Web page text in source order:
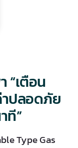
“เตือน
ปลอดภัย
ที”
Type Gas